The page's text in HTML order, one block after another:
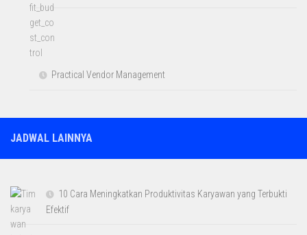
Practical Vendor Management
JADWAL LAINNYA
10 Cara Meningkatkan Produktivitas Karyawan yang Terbukti
Efektif